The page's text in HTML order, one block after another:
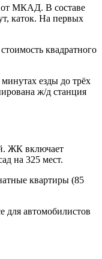
от МКАД. В составе
каток. На первых
квадратного
езды до трёх
ж/д станция
ЖК включает
на 325 мест.
квартиры (85
для автомобилистов